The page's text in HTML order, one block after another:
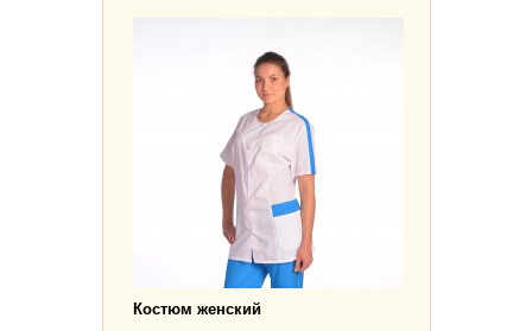
Костюм женский